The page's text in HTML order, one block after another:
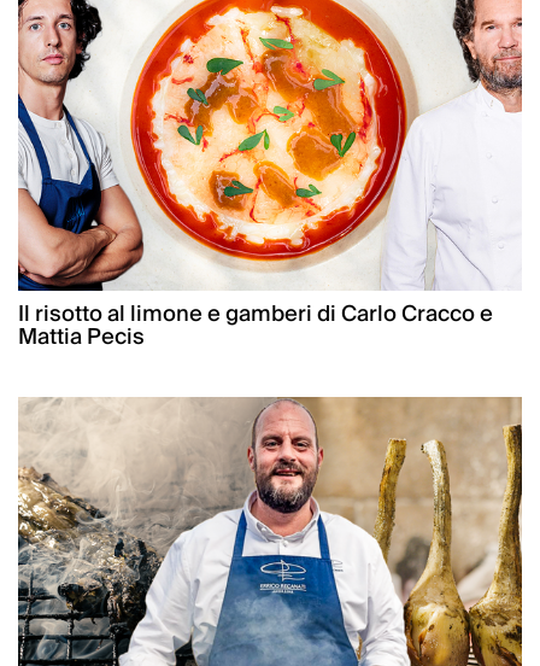
Il risotto al limone e gamberi di Carlo Cracco e
Mattia Pecis